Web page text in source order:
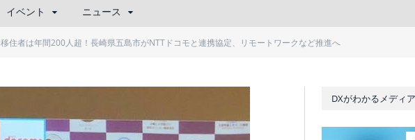
イベント ニュース
移住者は年間200人超！長崎県五島市がNTTドコモと連携協定、リモートワークなど推進へ
DXがわかるメディ